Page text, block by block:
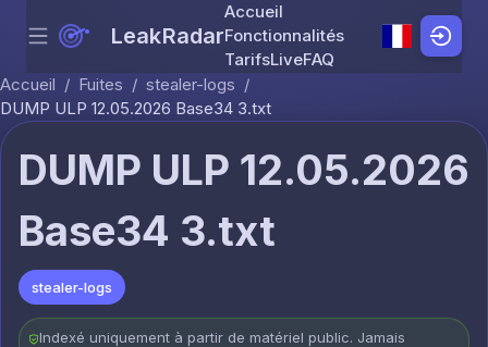
Skip to content
Menu LeakRadar
Accueil
Fonctionnalités
TarifsLiveFAQ
Accueil / Fuites / stealer-logs /
DUMP ULP 12.05.2026 Base34 3.txt
DUMP ULP 12.05.2026
Base34 3.txt
stealer-logs
Indexé uniquement à partir de matériel public. Jamais